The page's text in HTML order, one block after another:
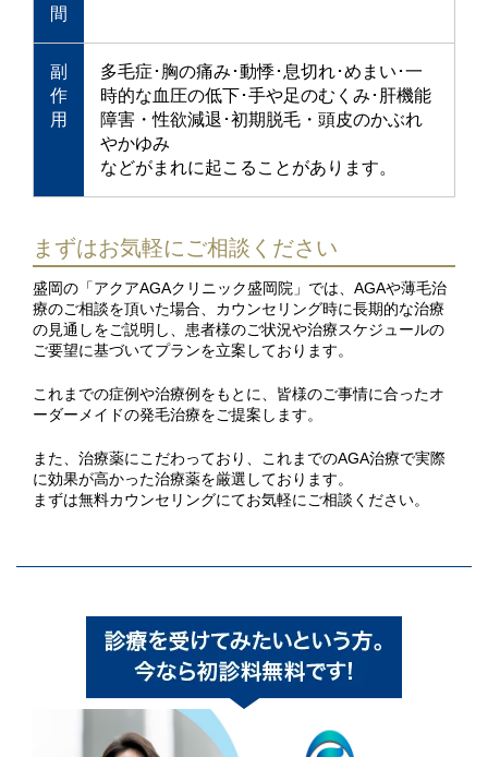
間
副
作
用
多毛症･胸の痛み･動悸･息切れ･めまい･一
時的な血圧の低下･手や足のむくみ･肝機能
障害・性欲減退･初期脱毛・頭皮のかぶれ
やかゆみ
などがまれに起こることがあります。
まずはお気軽にご相談ください
盛岡の「アクアAGAクリニック盛岡院」では、AGAや薄毛治
療のご相談を頂いた場合、カウンセリング時に長期的な治療
の見通しをご説明し、患者様のご状況や治療スケジュールの
ご要望に基づいてプランを立案しております。
これまでの症例や治療例をもとに、皆様のご事情に合ったオ
ーダーメイドの発毛治療をご提案します。
また、治療薬にこだわっており、これまでのAGA治療で実際
に効果が高かった治療薬を厳選しております。
まずは無料カウンセリングにてお気軽にご相談ください。